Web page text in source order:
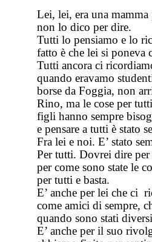
Lei, lei, era una
non lo dico per dire.
Tutti lo pensiamo e lo
fatto è che lei si poneva
Tutti ancora ci
quando eravamo
borse da Foggia, non
Rino, ma le cose per
figli hanno sempre
e pensare a tutti è stato
Fra lei e noi. E’ stato
Per tutti. Dovrei dire
per come sono state le
per tutti e basta.
E’ anche per lei che ci
come amici di sempre,
quando sono stati
E’ anche per il suo